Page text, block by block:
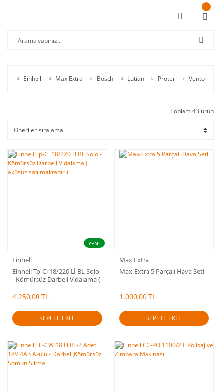
Einhell Max Extra Bosch Lutian Proter Vento
Toplam 43 ürün
YENİ
Einhell
Einhell Tp-Cı 18/220 Lİ BL Solo
- Kömürsüz Darbeli Vidalama (
4.250,00 TL
SEPETE EKLE
Max Extra
Max-Extra 5 Parçalı Hava Seti
1.000,00 TL
SEPETE EKLE